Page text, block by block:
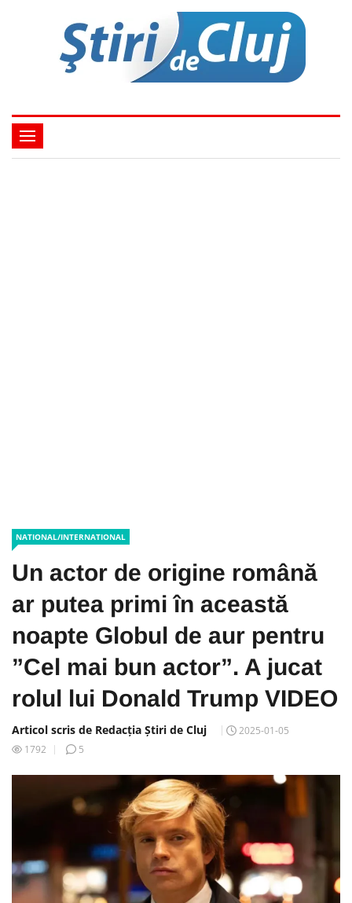
NATIONAL/INTERNATIONAL
Un actor de origine română
ar putea primi în această
noapte Globul de aur pentru
”Cel mai bun actor”. A jucat
rolul lui Donald Trump VIDEO
Articol scris de Redacția Știri de Cluj
2025-01-05
1792
5